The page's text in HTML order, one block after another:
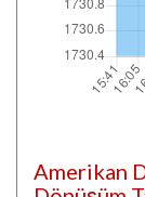
Amerikan